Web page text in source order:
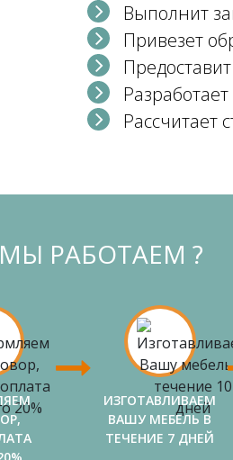
Выполнит
Привезет
Рассчитает
РАБОТАЕМ ?
ИЗГОТАВЛИВАЕМ
ВАШУ МЕБЕЛЬ В
ТЕЧЕНИЕ 7 ДНЕЙ